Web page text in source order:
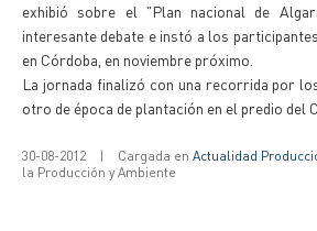
exhibió sobre el "Plan nacional de
interesante debate e instó a los
en Córdoba, en noviembre próximo.
La jornada finalizó con una recorrida por
otro de época de plantación en el predio del
30-08-2012 | Cargada en Actualidad
la Producción y Ambiente